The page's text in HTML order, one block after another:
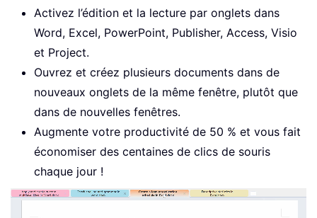
Activez l’édition et la lecture par onglets dans
Word, Excel, PowerPoint, Publisher, Access, Visio
et Project.
Ouvrez et créez plusieurs documents dans de
nouveaux onglets de la même fenêtre, plutôt que
dans de nouvelles fenêtres.
Augmente votre productivité de 50 % et vous fait
économiser des centaines de clics de souris
chaque jour !